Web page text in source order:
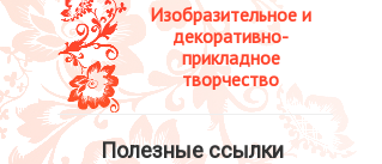
Изобразительное и
декоративно-
прикладное
творчество
Полезные ссылки